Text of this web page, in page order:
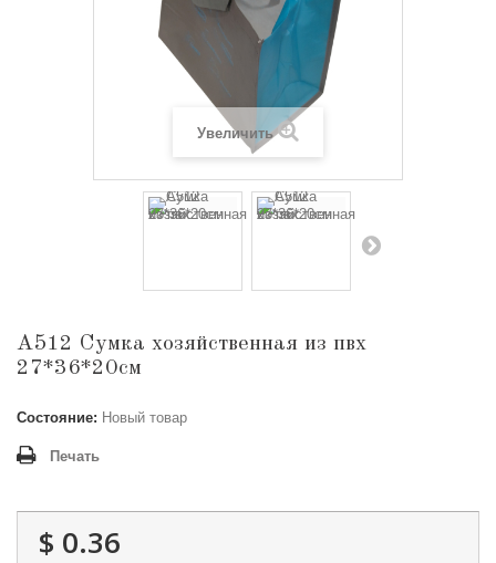
Увеличить
A512 Сумка хозяйственная из пвх
27*36*20см
Состояние: Новый товар
Печать
$ 0.36